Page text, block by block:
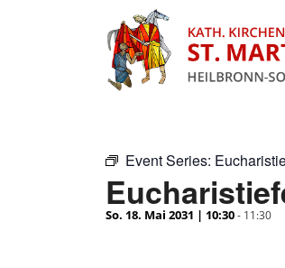
Event Series:
So. 18. Mai 2031 | 10:30- 11:30